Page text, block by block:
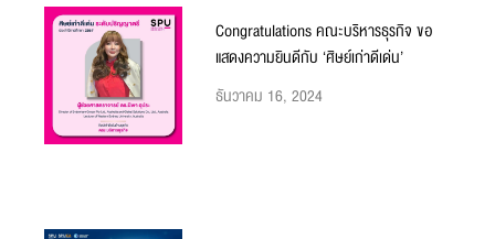
Congratulations คณะบริหารธุรกิจ ขอ
แสดงความยินดีกับ ‘ศิษย์เก่าดีเด่น’
ธันวาคม 16, 2024